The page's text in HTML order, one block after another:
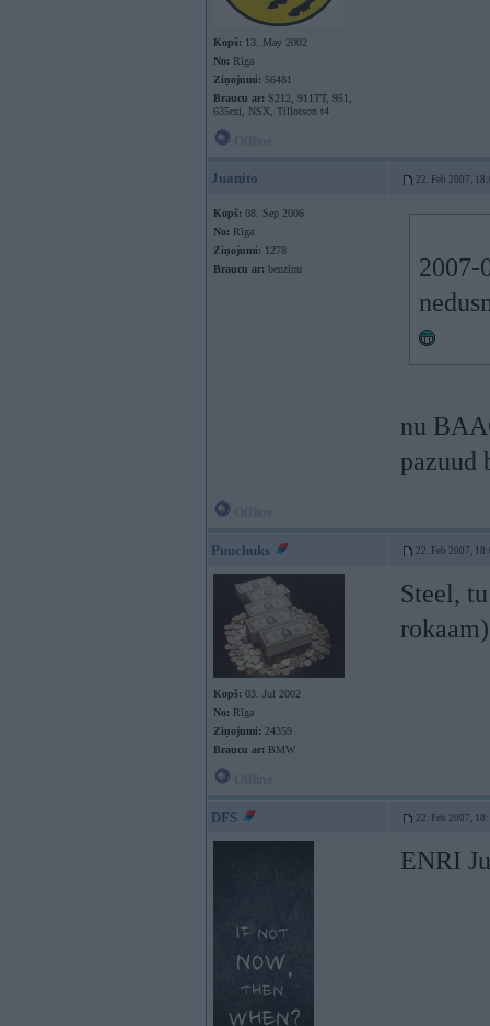
Kopš: 13. May 2002
No: Rīga
Ziņojumi: 56481
Braucu ar: S212, 911TT, 951,
635csi, NSX, Tillotson t4
Juanito 22. Feb 2007,
Kopš: 08. Sep 2006
No: Rīga
Ziņojumi: 1278
Braucu ar: benzīnu
2007-
nu
pazuud
Puuchuks 22. Feb 2007,
Kopš: 03. Jul 2002
No: Rīga
Ziņojumi: 24359
Braucu ar: BMW
Steel,
DFS 22. Feb 2007,
ENRI